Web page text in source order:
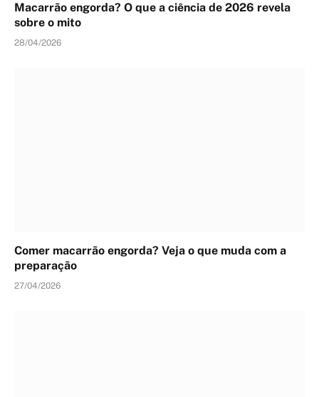
Macarrão engorda? O que a ciência de 2026 revela
sobre o mito
28/04/2026
Comer macarrão engorda? Veja o que muda com a
preparação
27/04/2026